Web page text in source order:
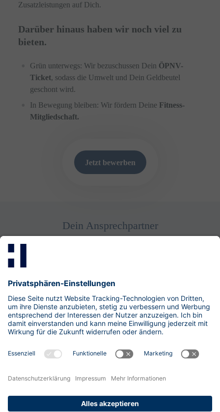
Zusatzleistungen auf Dich.
Darüber hinaus haben wir noch viel zu
bieten.
Grün unterwegs: Wir bezuschussen Dein ÖPNV-
Ticket, sodass die Umwelt und Dein Geldbeutel
geschont wird.
In Bewegung bleiben: Wir fördern Deine Fitness-
Mitgliedschaft.
Jetzt bewerben
Dein Ansprechpartner
Kevin
​HR Business Partner
Security Consulting
LinkedIn-Profil